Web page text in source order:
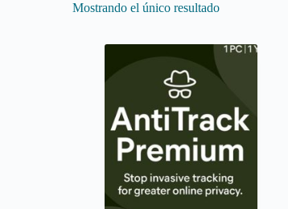
Mostrando el único resultado